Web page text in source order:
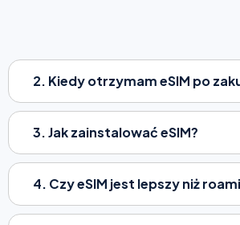
2. Kiedy otrzymam eSIM po
3. Jak zainstalować eSIM?
4. Czy eSIM jest lepszy niż